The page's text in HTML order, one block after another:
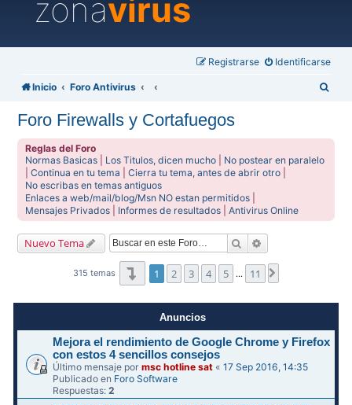
zonavirus
Identificarse
Registrarse
Inicio Foro Antivirus
Foro Firewalls y Cortafuegos
Reglas del Foro
Normas Basicas
Los Titulos, dicen mucho
No postear en paralelo
|Continua en tu tema |Cierra tu tema, antes de abrir otro
No escribas en temas antiguos
Enlaces a web/mail/blog/Msn NO estan permitidos
Mensajes Privados
Informes de resultados |Antivirus Online
Nuevo Tema Buscar
315 temas Página1de11
1 2 3 4 5 … 11
Anuncios
Mejora el rendimiento de Google Chrome y Firefox
con estos 4 sencillos consejos
Último mensaje pormsc hotline sat «17 Sep 2016, 14:35
Publicado en Foro Software
Respuestas:2